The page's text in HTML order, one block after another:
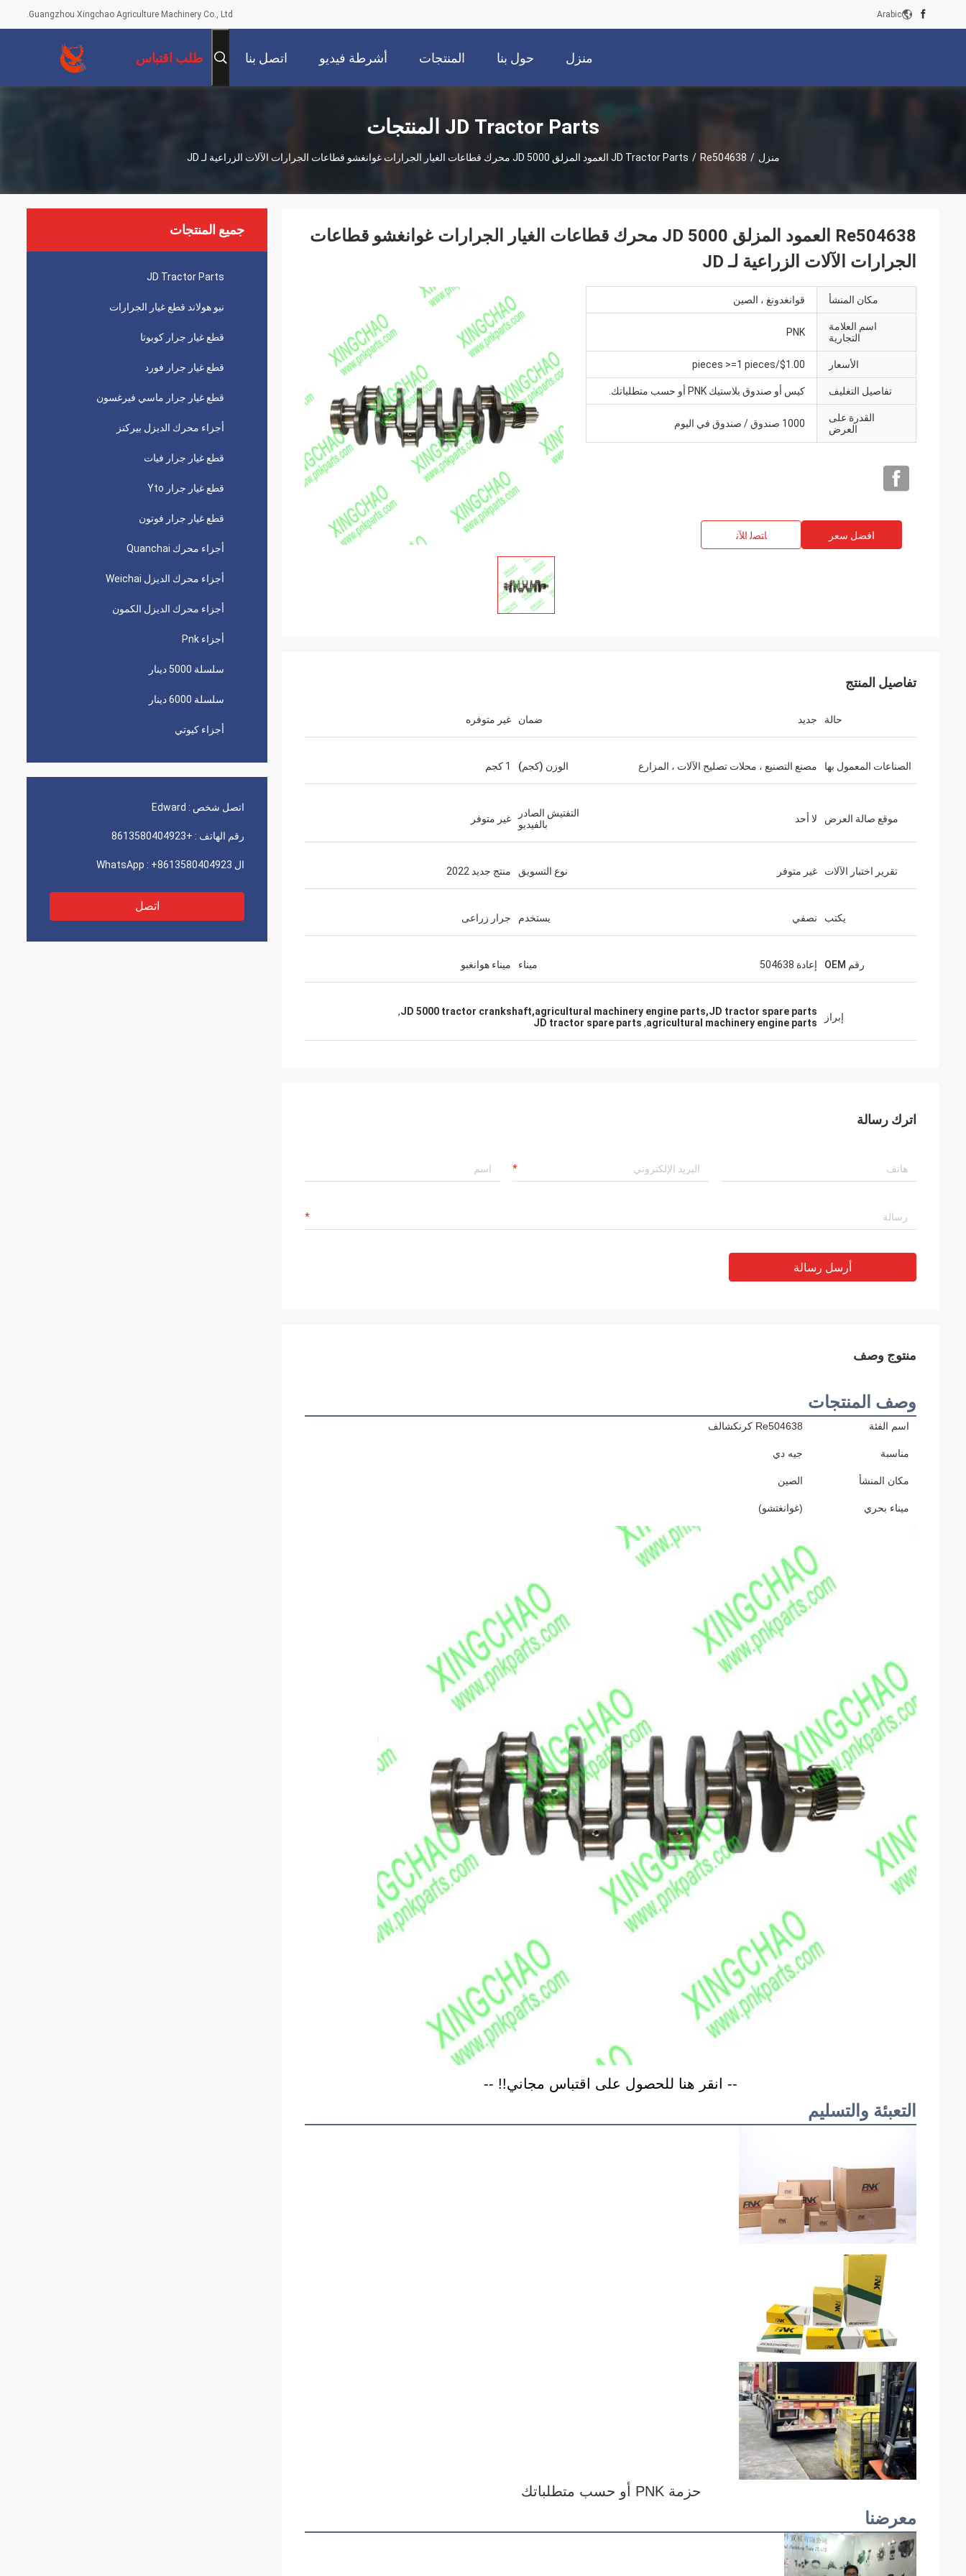
Guangzhou Xingchao Agriculture Machinery Co., Ltd. Arabic
منزل حول بنا المنتجات أشرطة فيديو اتصل بنا طلب اقتباس
JD Tractor Parts المنتجات
منزل /
JD Tractor Parts / Re504638 العمود المزلق JD 5000 محرك قطاعات الغيار الجرارات غوانغشو قطاعات الجرارات الآلات الزراعية لـ JD
جميع المنتجات
JD Tractor Parts
نيو هولاند قطع غيار الجرارات
قطع غيار جرار كوبوتا
قطع غيار جرار فورد
قطع غيار جرار ماسي فيرغسون
أجزاء محرك الديزل بيركنز
قطع غيار جرار فيات
قطع غيار جرار Yto
قطع غيار جرار فوتون
أجزاء محرك Quanchai
أجزاء محرك الديزل Weichai
أجزاء محرك الديزل الكمون
أجزاء Pnk
سلسلة 5000 دينار
سلسلة 6000 دينار
أجزاء كيوتي
اتصل شخص : Edward
رقم الهاتف : +8613580404923
ال WhatsApp : +8613580404923
اتصل
Re504638 العمود المزلق JD 5000 محرك قطاعات الغيار الجرارات غوانغشو قطاعات
الجرارات الآلات الزراعية لـ JD
مكان المنشأ قوانغدونغ ، الصين
اسم العلامة
التجارية
PNK
الأسعار $1.00/pieces >=1 pieces
تفاصيل التغليف كيس أو صندوق بلاستيك PNK أو حسب متطلباتك.
القدرة على
العرض
1000 صندوق / صندوق في اليوم
افضل سعر ﺎﺘﺼﻟ ﺍﻶﻧ
تفاصيل المنتج
حالة جديد ضمان غير متوفره
الصناعات المعمول بها مصنع التصنيع ، محلات تصليح الآلات ، المزارع الوزن (كجم) 1 كجم
موقع صالة العرض لا أحد
التفتيش الصادر
بالفيديو
غير متوفر
تقرير اختبار الآلات غير متوفر نوع التسويق منتج جديد 2022
يكتب نصفي يستخدم جرار زراعى
رقم OEM إعادة 504638 ميناء ميناء هوانغبو
إبراز JD 5000 tractor crankshaft,agricultural machinery engine parts,JD tractor spare parts
,
agricultural machinery engine parts
,
JD tractor spare parts
اترك رسالة
أرسل رسالة
منتوج وصف
وصف المنتجات
اسم الفئة Re504638 كرنكشالف
مناسبة جيه دي
مكان المنشأ الصين
ميناء بحري (غوانغتشو)
-- انقر هنا للحصول على اقتباس مجاني!! --
التعبئة والتسليم
حزمة PNK أو حسب متطلباتك
معرضنا